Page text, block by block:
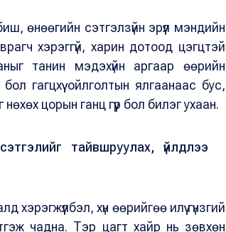
өнөөгийн сэтгэлзүйн эрүүл мэндийн
хэрэггүй, харин дотоод цэгцтэй
танин мэдэхүйн аргаар өөрийн
гагцхүү ойлголтын ялгаанаас бус,
цорын ганц гүүр бол билэг ухаан.
тайвшруулах, үйлдлээ
хүн өөрийгөө илүү гүнзгий
чадна. Тэр цагт хайр нь зөвхөн